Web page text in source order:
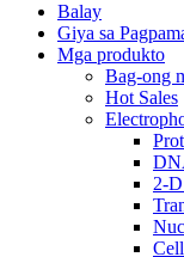
Balay
Giya sa
Mga produkto
Bag-ong
Hot Sales
2-